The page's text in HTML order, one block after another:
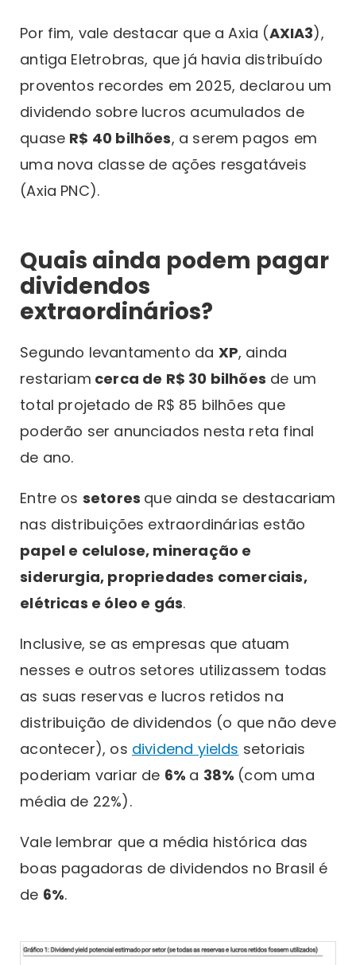
Por fim, vale destacar que a Axia (AXIA3),
antiga Eletrobras, que já havia distribuído
proventos recordes em 2025, declarou um
dividendo sobre lucros acumulados de
quase R$ 40 bilhões, a serem pagos em
uma nova classe de ações resgatáveis
(Axia PNC).
Quais ainda podem pagar
dividendos
extraordinários?
Segundo levantamento da XP, ainda
restariam cerca de R$ 30 bilhões de um
total projetado de R$ 85 bilhões que
poderão ser anunciados nesta reta final
de ano.
Entre os setores que ainda se destacariam
nas distribuições extraordinárias estão
papel e celulose, mineração e
siderurgia, propriedades comerciais,
elétricas e óleo e gás.
Inclusive, se as empresas que atuam
nesses e outros setores utilizassem todas
as suas reservas e lucros retidos na
distribuição de dividendos (o que não deve
acontecer), os dividend yields setoriais
poderiam variar de 6% a 38% (com uma
média de 22%).
Vale lembrar que a média histórica das
boas pagadoras de dividendos no Brasil é
de 6%.